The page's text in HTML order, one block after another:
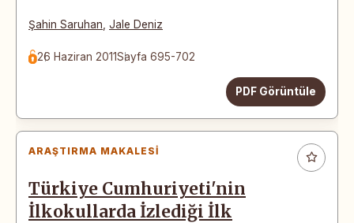
Şahin Saruhan Jale Deniz
26 Haziran 2011Sayfa 695-702
PDF Görüntüle
ARAŞTIRMA MAKALESI
Türkiye Cumhuriyeti'nin
İlkokullarda İzlediği İlk